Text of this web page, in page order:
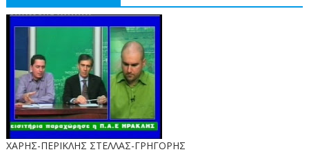
ΧΑΡΗΣ-ΠΕΡΙΚΛΗΣ ΣΤΕΛΛΑΣ-ΓΡΗΓΟΡΗΣ